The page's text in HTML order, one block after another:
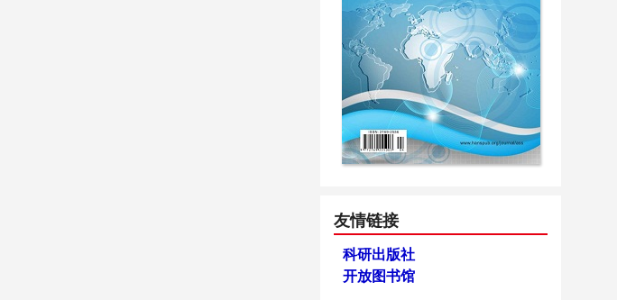
友情链接
科研出版社
开放图书馆